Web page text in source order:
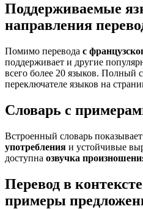
Поддерживаемые
направления
Помимо перевода с
поддерживает и другие
всего более 20 языков. Полный
переключателе языков на
Словарь с
Встроенный словарь показывает
употребления и устойчивые
доступна озвучка
Перевод в
примеры